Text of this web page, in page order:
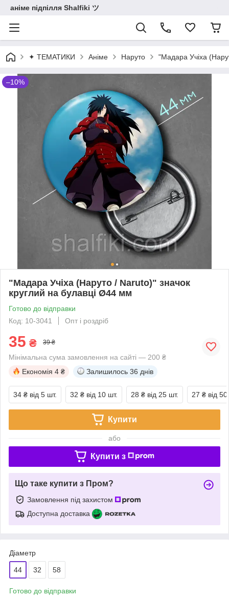
аніме підпілля Shalfiki ツ
✦ ТЕМАТИКИ Аніме Наруто "Мадара Учіха
–10%
"Мадара Учіха (Наруто / Naruto)" значок
круглий на булавці Ø44 мм
Готово до відправки
Код: 10-3041
Опт і роздріб
35 ₴ 39 ₴
Мінімальна сума замовлення на сайті — 200 ₴
Економія 4 ₴ Залишилось 36 днів
34 ₴ від 5 шт. 32 ₴ від 10 шт. 28 ₴ від 25 шт. 27 ₴ від
Купити
або
Купити з
Що таке купити з Пром?
Замовлення під захистом
Доступна доставка
Діаметр
44 32 58
Готово до відправки